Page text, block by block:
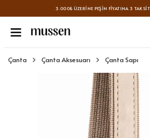
3.000₺ ÜZERINE PEŞIN FIYATINA 3
Çanta Çanta Aksesuarı Çanta Sapı